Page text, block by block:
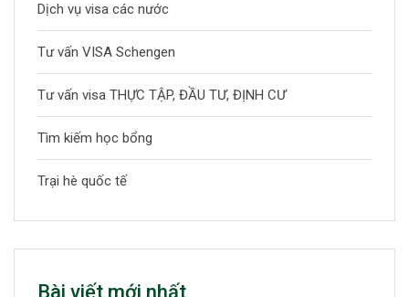
Dịch vụ visa các nước
Tư vấn VISA Schengen
Tư vấn visa THỰC TẬP, ĐẦU TƯ, ĐỊNH CƯ
Tìm kiếm học bổng
Trại hè quốc tế
Bài viết mới nhất